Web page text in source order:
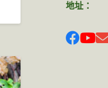
地址：